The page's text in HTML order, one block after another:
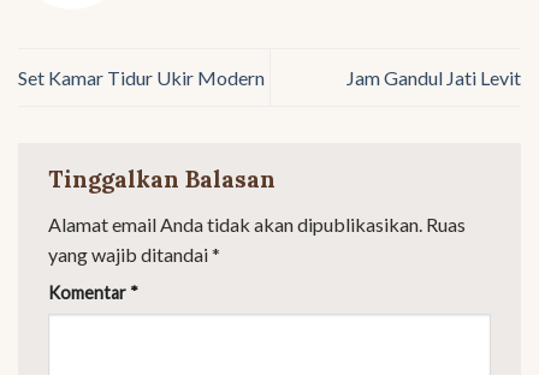
Set Kamar Tidur Ukir Modern Jam Gandul Jati Levit
Tinggalkan Balasan
Alamat email Anda tidak akan dipublikasikan. Ruas
yang wajib ditandai*
Komentar *